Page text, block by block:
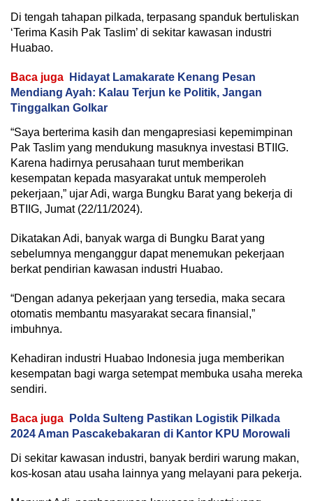
Di tengah tahapan pilkada, terpasang spanduk bertuliskan
‘Terima Kasih Pak Taslim’ di sekitar kawasan industri
Huabao.
Baca juga
Hidayat Lamakarate Kenang Pesan
Mendiang Ayah: Kalau Terjun ke Politik, Jangan
Tinggalkan Golkar
“Saya berterima kasih dan mengapresiasi kepemimpinan
Pak Taslim yang mendukung masuknya investasi BTIIG.
Karena hadirnya perusahaan turut memberikan
kesempatan kepada masyarakat untuk memperoleh
pekerjaan,” ujar Adi, warga Bungku Barat yang bekerja di
BTIIG, Jumat (22/11/2024).
Dikatakan Adi, banyak warga di Bungku Barat yang
sebelumnya menganggur dapat menemukan pekerjaan
berkat pendirian kawasan industri Huabao.
“Dengan adanya pekerjaan yang tersedia, maka secara
otomatis membantu masyarakat secara finansial,”
imbuhnya.
Kehadiran industri Huabao Indonesia juga memberikan
kesempatan bagi warga setempat membuka usaha mereka
sendiri.
Baca juga
Polda Sulteng Pastikan Logistik Pilkada
2024 Aman Pascakebakaran di Kantor KPU Morowali
Di sekitar kawasan industri, banyak berdiri warung makan,
kos-kosan atau usaha lainnya yang melayani para pekerja.